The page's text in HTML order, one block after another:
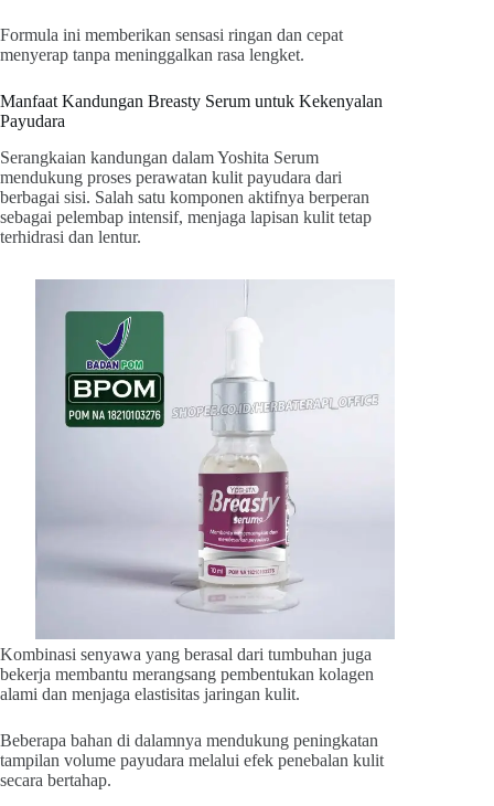
Formula ini memberikan sensasi ringan dan cepat
menyerap tanpa meninggalkan rasa lengket.
Manfaat Kandungan Breasty Serum untuk Kekenyalan
Payudara
Serangkaian kandungan dalam Yoshita Serum
mendukung proses perawatan kulit payudara dari
berbagai sisi. Salah satu komponen aktifnya berperan
sebagai pelembap intensif, menjaga lapisan kulit tetap
terhidrasi dan lentur.
Kombinasi senyawa yang berasal dari tumbuhan juga
bekerja membantu merangsang pembentukan kolagen
alami dan menjaga elastisitas jaringan kulit.
Beberapa bahan di dalamnya mendukung peningkatan
tampilan volume payudara melalui efek penebalan kulit
secara bertahap.